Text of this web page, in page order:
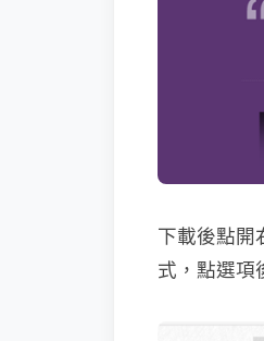
下載後點開
式，點選項